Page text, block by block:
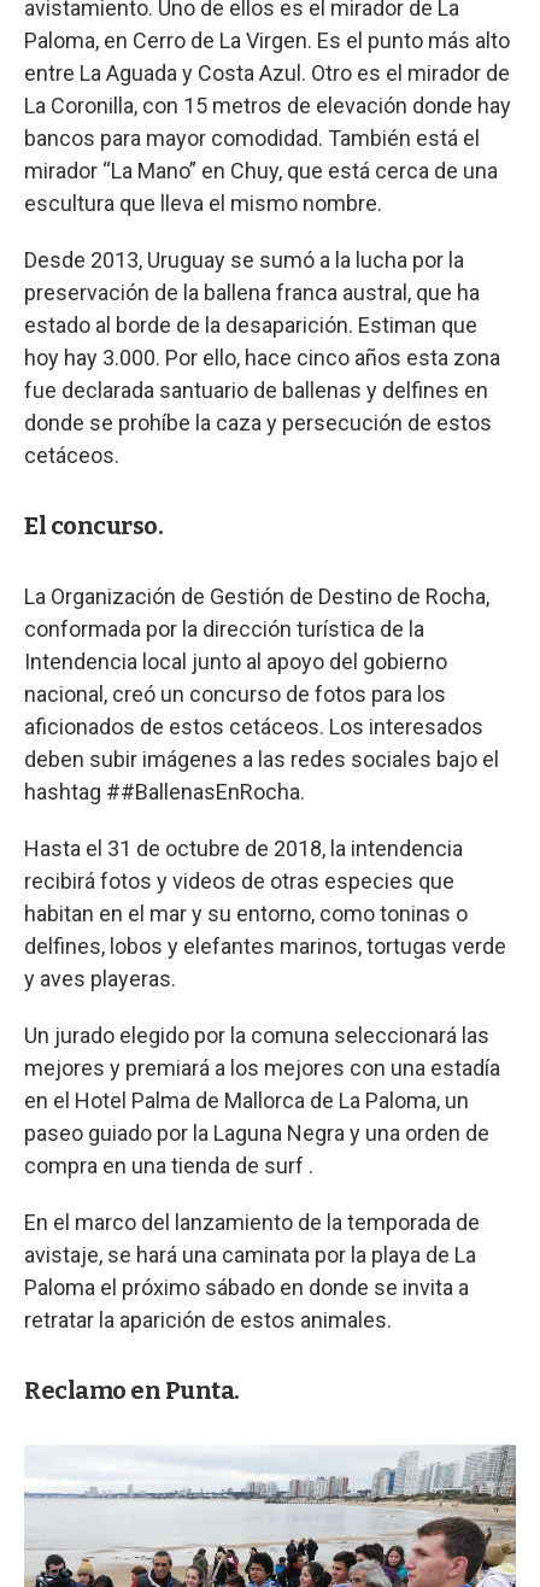
avistamiento. Uno de ellos es el mirador de La
Paloma, en Cerro de La Virgen. Es el punto más alto
entre La Aguada y Costa Azul. Otro es el mirador de
La Coronilla, con 15 metros de elevación donde hay
bancos para mayor comodidad. También está el
mirador “La Mano” en Chuy, que está cerca de una
escultura que lleva el mismo nombre.
Desde 2013, Uruguay se sumó a la lucha por la
preservación de la ballena franca austral, que ha
estado al borde de la desaparición. Estiman que
hoy hay 3.000. Por ello, hace cinco años esta zona
fue declarada santuario de ballenas y delfines en
donde se prohíbe la caza y persecución de estos
cetáceos.
El concurso.
La Organización de Gestión de Destino de Rocha,
conformada por la dirección turística de la
Intendencia local junto al apoyo del gobierno
nacional, creó un concurso de fotos para los
aficionados de estos cetáceos. Los interesados
deben subir imágenes a las redes sociales bajo el
hashtag ##BallenasEnRocha.
Hasta el 31 de octubre de 2018, la intendencia
recibirá fotos y videos de otras especies que
habitan en el mar y su entorno, como toninas o
delfines, lobos y elefantes marinos, tortugas verde
y aves playeras.
Un jurado elegido por la comuna seleccionará las
mejores y premiará a los mejores con una estadía
en el Hotel Palma de Mallorca de La Paloma, un
paseo guiado por la Laguna Negra y una orden de
compra en una tienda de surf .
En el marco del lanzamiento de la temporada de
avistaje, se hará una caminata por la playa de La
Paloma el próximo sábado en donde se invita a
retratar la aparición de estos animales.
Reclamo en Punta.